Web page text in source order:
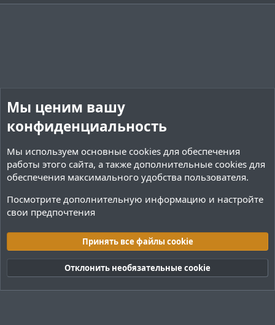
Cookies Тёмная (2020)
Русский (RU)
Обратная связь
Условия и правила
Политика конфиденциальности
Помощь
R
Мы ценим вашу
конфиденциальность
Мы используем основные cookies для обеспечения
работы этого сайта, а также дополнительные cookies для
обеспечения максимального удобства пользователя.
Посмотрите дополнительную информацию и настройте
свои предпочтения
Принять все файлы cookie
Отклонить необязательные cookie